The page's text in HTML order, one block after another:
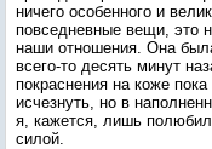
ничего особенного и
повседневные вещи, это
наши отношения. Она
всего-то десять минут
покраснения на коже
исчезнуть, но в
я, кажется, лишь
силой.